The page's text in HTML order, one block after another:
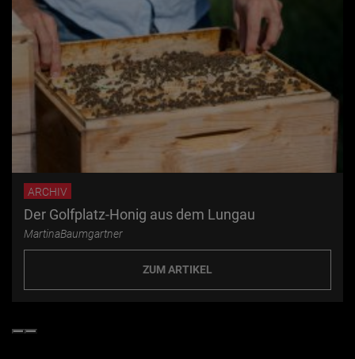
ARCHIV
Der Golfplatz-Honig aus dem Lungau
MartinaBaumgartner
ZUM ARTIKEL